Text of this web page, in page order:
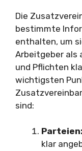
Die
bestimmte
enthalten, um
Arbeitgeber als
und Pflichten
wichtigsten
sind:
Parteien:
klar